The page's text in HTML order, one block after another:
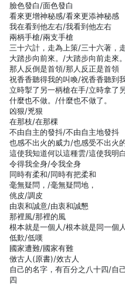
臉色發白/面色發白
看來更增神秘感/看來更添神秘感
我在看到他左右/我看到他左右
兩柄手槍/兩支手槍
三十六計，走為上策/三十六著，
大踏步向前來。/大踏步向前走來。
那人反倒是首領/那人反正是首領
祝香香聽得我的叫喚/祝香香聽到
立時掣了另一柄槍在手/立時拿了
什麼也不做。/什麼也不做了。
凶狠/兇狠
在那枝/在那棵
不由自主的發抖/不由自主地發抖
也感不出火的威力/也感受不出火
這使我知道何以這種雲/這使我明
令得我全身/令我全身
同時有柔和/同時有把柔和
毫無疑問，/毫無疑問地，
佻皮/調皮
由衷和誠意/由衷和誠懇
那裡風/那裡的風
根本就是一個人/根本就是同一個人
低歎/低嘆
國家遭難/國家有難
傚古人(原書)/效古人
自己的名字，有百分之八十四/自
四